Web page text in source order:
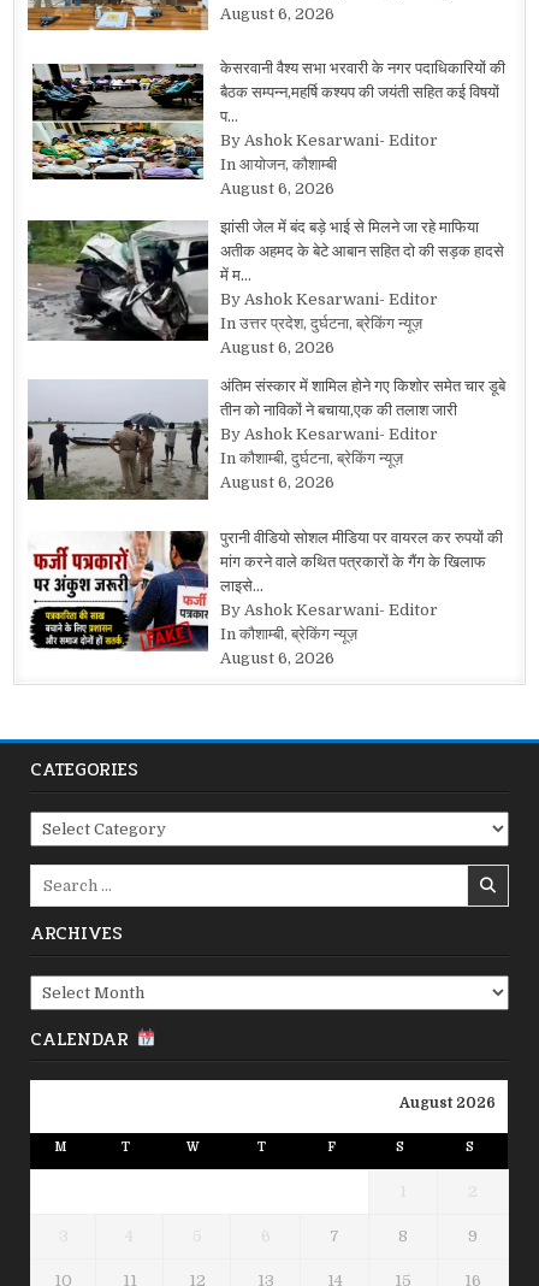
August 6, 2026
केसरवानी वैश्य सभा भरवारी के नगर पदाधिकारियों की
बैठक सम्पन्न,महर्षि कश्यप की जयंती सहित कई विषयों
प…
By Ashok Kesarwani- Editor
In आयोजन, कौशाम्बी
August 6, 2026
झांसी जेल में बंद बड़े भाई से मिलने जा रहे माफिया
अतीक अहमद के बेटे आबान सहित दो की सड़क हादसे
में म…
By Ashok Kesarwani- Editor
In उत्तर प्रदेश, दुर्घटना, ब्रेकिंग न्यूज़
August 6, 2026
अंतिम संस्कार में शामिल होने गए किशोर समेत चार डूबे
तीन को नाविकों ने बचाया,एक की तलाश जारी
By Ashok Kesarwani- Editor
In कौशाम्बी, दुर्घटना, ब्रेकिंग न्यूज़
August 6, 2026
पुरानी वीडियो सोशल मीडिया पर वायरल कर रुपयों की
मांग करने वाले कथित पत्रकारों के गैंग के खिलाफ
लाइसे…
By Ashok Kesarwani- Editor
In कौशाम्बी, ब्रेकिंग न्यूज़
August 6, 2026
CATEGORIES
Categories
ARCHIVES
Archives
CALENDAR
August 2026
M T W T F S S
1 2
3 4 5 6 7 8 9
10 11 12 13 14 15 16